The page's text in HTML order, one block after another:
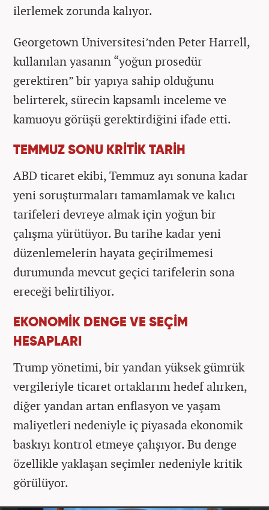
ilerlemek zorunda kalıyor.
Georgetown Üniversitesi’nden Peter Harrell,
kullanılan yasanın “yoğun prosedür
gerektiren” bir yapıya sahip olduğunu
belirterek, sürecin kapsamlı inceleme ve
kamuoyu görüşü gerektirdiğini ifade etti.
TEMMUZ SONU KRİTİK TARİH
ABD ticaret ekibi, Temmuz ayı sonuna kadar
yeni soruşturmaları tamamlamak ve kalıcı
tarifeleri devreye almak için yoğun bir
çalışma yürütüyor. Bu tarihe kadar yeni
düzenlemelerin hayata geçirilmemesi
durumunda mevcut geçici tarifelerin sona
ereceği belirtiliyor.
EKONOMİK DENGE VE SEÇİM
HESAPLARI
Trump yönetimi, bir yandan yüksek gümrük
vergileriyle ticaret ortaklarını hedef alırken,
diğer yandan artan enflasyon ve yaşam
maliyetleri nedeniyle iç piyasada ekonomik
baskıyı kontrol etmeye çalışıyor. Bu denge
özellikle yaklaşan seçimler nedeniyle kritik
görülüyor.